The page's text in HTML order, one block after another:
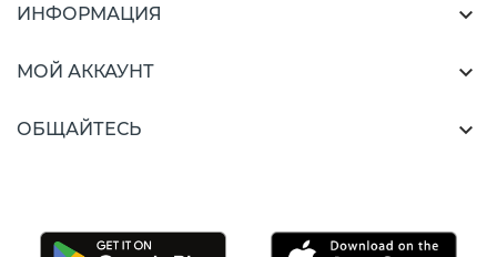
ИНФОРМАЦИЯ 
МОЙ АККАУНТ 
ОБЩАЙТЕСЬ 